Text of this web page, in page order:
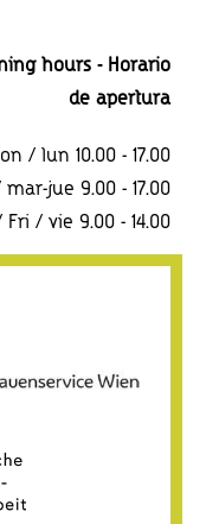
hours - Horario
de apertura
/ lun 10.00 - 17.00
jue 9.00 - 17.00
Fri / vie 9.00 - 14.00